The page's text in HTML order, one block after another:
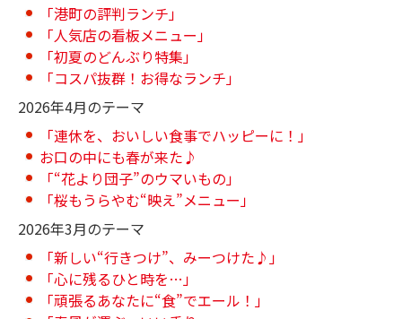
「港町の評判ランチ」
「人気店の看板メニュー」
「初夏のどんぶり特集」
「コスパ抜群！お得なランチ」
2026年4月のテーマ
「連休を、おいしい食事でハッピーに！」
お口の中にも春が来た♪
「“花より団子”のウマいもの」
「桜もうらやむ“映え”メニュー」
2026年3月のテーマ
「新しい“行きつけ”、みーつけた♪」
「心に残るひと時を…」
「頑張るあなたに“食”でエール！」